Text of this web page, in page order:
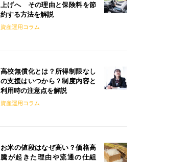
上げへ その理由と保険料を節
約する方法を解説
資産運用コラム
高校無償化とは？所得制限なし
の支援はいつから？制度内容と
利用時の注意点を解説
資産運用コラム
お米の値段はなぜ高い？価格高
騰が起きた理由や流通の仕組